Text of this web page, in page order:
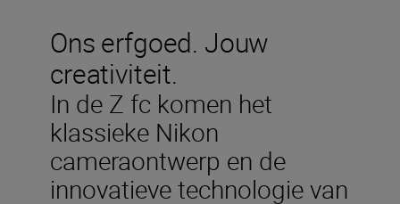
Ons erfgoed. Jouw
creativiteit.
In de Z fc komen het
klassieke Nikon
cameraontwerp en de
innovatieve technologie van